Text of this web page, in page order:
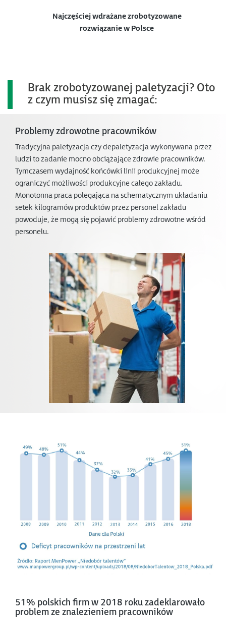
Najczęściej wdrażane zrobotyzowane
rozwiązanie w Polsce
Brak zrobotyzowanej paletyzacji? Oto
z czym musisz się zmagać:
Problemy zdrowotne pracowników
Tradycyjna paletyzacja czy depaletyzacja wykonywana przez
ludzi to zadanie mocno obciążające zdrowie pracowników.
Tymczasem wydajność końcówki linii produkcyjnej może
ograniczyć możliwości produkcyjne całego zakładu.
Monotonna praca polegająca na schematycznym układaniu
setek kilogramów produktów przez personel zakładu
powoduje, że mogą się pojawić problemy zdrowotne wśród
personelu.
51% polskich firm w 2018 roku zadeklarowało
problem ze znalezieniem pracowników